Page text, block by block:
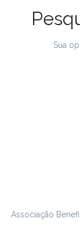
Sua
Associação